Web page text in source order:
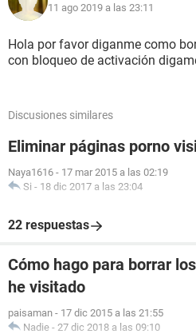
11 ago 2019 a las 23:11
Hola por favor diganme como
con bloqueo de activación
Discusiones similares
Eliminar páginas porno
Naya1616 - 17 mar 2015 a las 02:19
Si - 18 dic 2017 a las 23:04
22 respuestas
Cómo hago para borrar
he visitado
paisaman - 17 dic 2015 a las 21:55
Nadie - 27 dic 2018 a las 09:10